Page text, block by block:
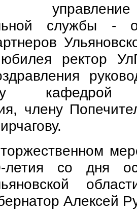
службы
ректор
кафедрой
члену
летия со дня
Алексей